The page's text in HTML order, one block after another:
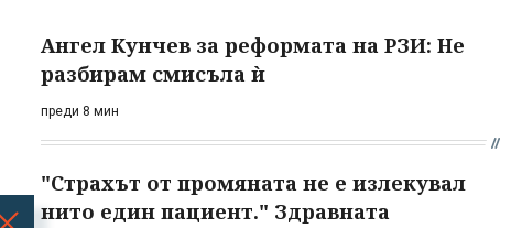
Ангел Кунчев за реформата на РЗИ: Не
разбирам смисъла ѝ
преди 8 мин
"Страхът от промяната не е излекувал
нито един пациент." Здравната